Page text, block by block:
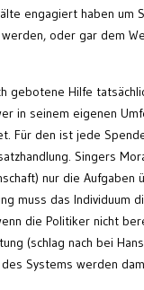
engagiert haben um
oder gar dem
gebotene Hilfe
in seinem eigenen
Für den ist jede
Singers
nur die Aufgaben
muss das Individuum
die Politiker nicht
(schlag nach bei
Systems werden